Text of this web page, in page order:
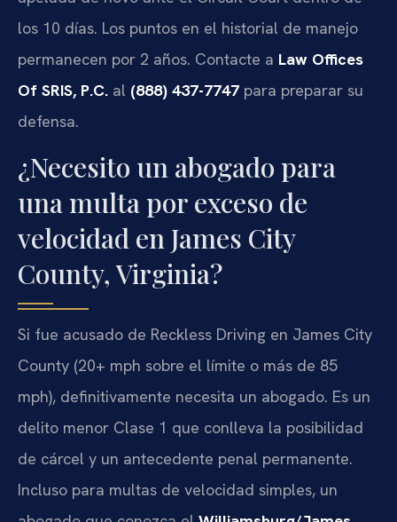
los 10 días. Los puntos en el historial de manejo
permanecen por 2 años. Contacte a Law Offices
Of SRIS, P.C. al (888) 437-7747 para preparar su
defensa.
¿Necesito un abogado para
una multa por exceso de
velocidad en James City
County, Virginia?
Si fue acusado de Reckless Driving en James City
County (20+ mph sobre el límite o más de 85
mph), definitivamente necesita un abogado. Es un
delito menor Clase 1 que conlleva la posibilidad
de cárcel y un antecedente penal permanente.
Incluso para multas de velocidad simples, un